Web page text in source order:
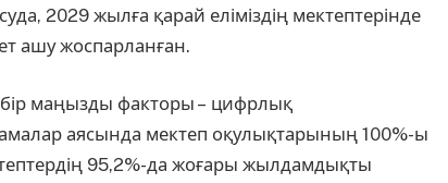
2029 жылға қарай еліміздің мектептерінде
ашу жоспарланған.
бір маңызды факторы – цифрлық
аясында мектеп оқулықтарының 100%-ы
95,2%-да жоғары жылдамдықты